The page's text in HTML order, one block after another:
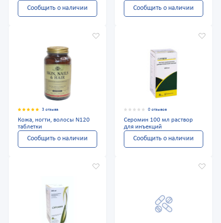
Сообщить о наличии Сообщить о наличии
3 отзыва
Кожа, ногти, волосы N120
таблетки
Сообщить о наличии
0 отзывов
Серомин 100 мл раствор
для инъекций
Сообщить о наличии